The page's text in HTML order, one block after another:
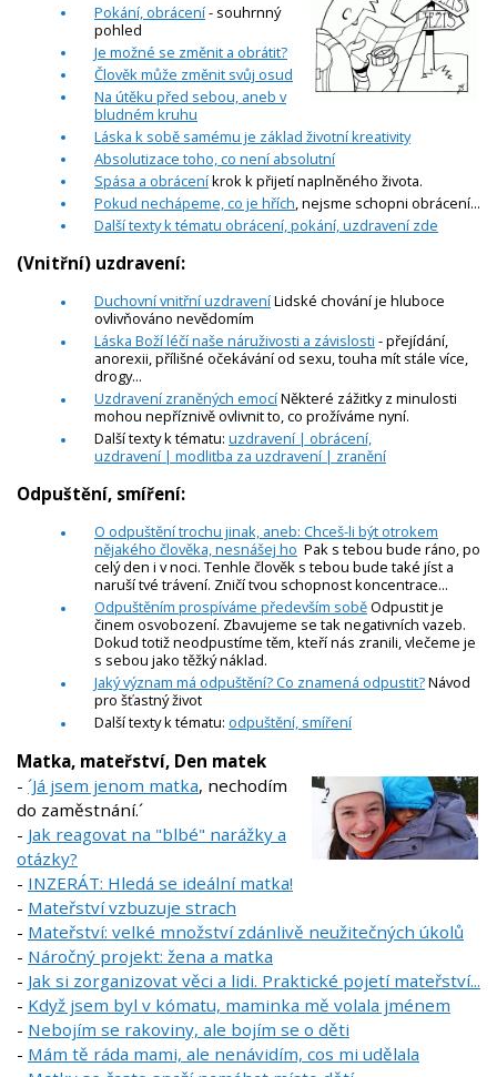
Pokání, obrácení- souhrnný
pohled
Je možné se změnit a obrátit?
Člověk může změnit svůj osud
Na útěku před sebou, aneb v
bludném kruhu
Láska k sobě samému je základ životní kreativity
Absolutizace toho, co není absolutní
Spása a obráceníkrok k přijetí naplněného života.
Pokud nechápeme, co je hřích , nejsme schopni obrácení...
Další texty k tématu obrácení, pokání, uzdravení zde
(Vnitřní) uzdravení:
Duchovní vnitřní uzdraveníLidské chování je hluboce
ovlivňováno nevědomím
Láska Boží léčí naše náruživosti a závislosti - přejídání,
anorexii, přílišné očekávání od sexu, touha mít stále více,
drogy...
Uzdravení zraněných emocíNěkteré zážitky z minulosti
mohou nepříznivě ovlivnit to, co prožíváme nyní.
Další texty k tématu: uzdravení | obrácení,
uzdravení | modlitba za uzdravení | zranění
Odpuštění, smíření:
O odpuštění trochu jinak, aneb: Chceš-li být otrokem
nějakého člověka, nesnášej ho Pak s tebou bude ráno, po
celý den i v noci. Tenhle člověk s tebou bude také jíst a
naruší tvé trávení. Zničí tvou schopnost koncentrace...
Odpuštěním prospíváme především soběOdpustit je
činem osvobození. Zbavujeme se tak negativních vazeb.
Dokud totiž neodpustíme těm, kteří nás zranili, vlečeme je
s sebou jako těžký náklad.
Jaký význam má odpuštění? Co znamená odpustit?Návod
pro šťastný život
Další texty k tématu: odpuštění, smíření
Matka, mateřství, Den matek
- ´Já jsem jenom matka, nechodím
do zaměstnání.´
- Jak reagovat na "blbé" narážky a
otázky?
- INZERÁT: Hledá se ideální matka!
- Mateřství vzbuzuje strach
- Mateřství: velké množství zdánlivě neužitečných úkolů
- Náročný projekt: žena a matka
- Jak si zorganizovat věci a lidi. Praktické pojetí mateřství...
- Když jsem byl v kómatu, maminka mě volala jménem
- Nebojím se rakoviny, ale bojím se o děti
- Mám tě ráda mami, ale nenávidím, cos mi udělala